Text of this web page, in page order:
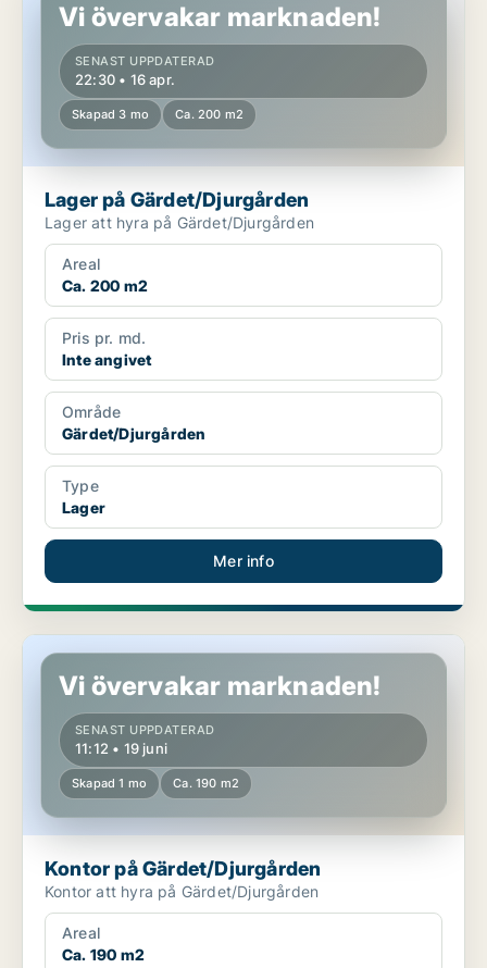
Vi övervakar marknaden!
SENAST UPPDATERAD
22:30 • 16 apr.
Skapad 3 mo Ca. 200 m2
Lager på Gärdet/Djurgården
Lager att hyra på Gärdet/Djurgården
Areal
Ca. 200 m2
Pris pr. md.
Inte angivet
Område
Gärdet/Djurgården
Type
Lager
Mer info
Kontor på Gärdet/Djurgården
Vi övervakar marknaden!
SENAST UPPDATERAD
11:12 • 19 juni
Skapad 1 mo Ca. 190 m2
Kontor på Gärdet/Djurgården
Kontor att hyra på Gärdet/Djurgården
Areal
Ca. 190 m2